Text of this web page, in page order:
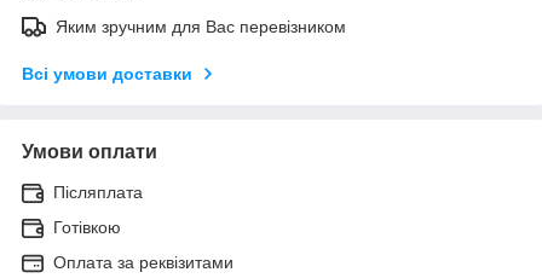
Яким зручним для Вас перевізником
Всі умови доставки
Умови оплати
Післяплата
Готівкою
Оплата за реквізитами